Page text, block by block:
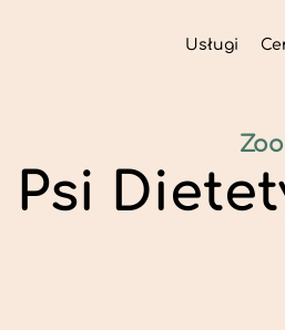
Usługi
Psi